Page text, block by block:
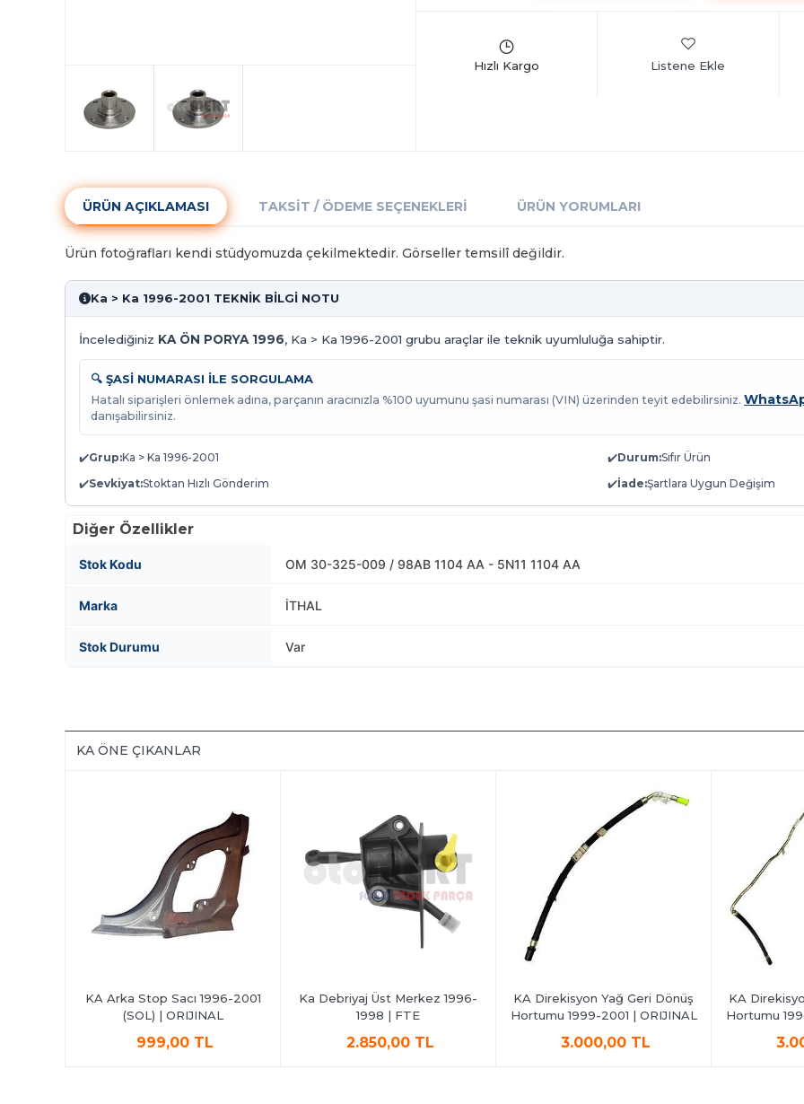
Listene Ekle
ÜRÜN AÇIKLAMASI TAKSIT / ÖDEME SEÇENEKLERI ÜRÜN YORUMLARI
Ürün fotoğrafları kendi stüdyomuzda çekilmektedir. Görseller temsilî değildir.
Ka > Ka 1996-2001 TEKNİK BİLGİ NOTU
İncelediğiniz KA ÖN PORYA 1996, Ka > Ka 1996-2001 grubu araçlar ile teknik uyumluluğa sahiptir.
🔍 ŞASİ NUMARASI İLE SORGULAMA
Hatalı siparişleri önlemek adına, parçanın aracınızla %100 uyumunu şasi numarası (VIN) üzerinden teyit edebilirsiniz.
danışabilirsiniz.
✔️Grup:Ka > Ka 1996-2001 ✔️Durum:Sıfır Ürün
✔️Sevkiyat:Stoktan Hızlı Gönderim ✔️İade:Şartlara Uygun Değişim
Diğer Özellikler
Stok Kodu OM 30-325-009 / 98AB 1104 AA - 5N11 1104 AA
Marka İTHAL
Stok Durumu Var
KA ÖNE ÇIKANLAR
KA Arka Stop Sacı 1996-2001
(SOL) | ORIJINAL
999,00 TL
Ka Debriyaj Üst Merkez 1996-
1998 | FTE
2.850,00 TL
KA Direkisyon Yağ Geri Dönüş
Hortumu 1999-2001 | ORIJINAL
3.000,00 TL
KA
Hortumu